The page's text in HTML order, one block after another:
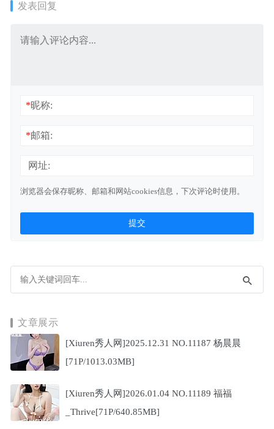
发表回复
*昵称:
*邮箱:
网址:
浏览器会保存昵称、邮箱和网站cookies信息，下次评论时使用。
文章展示
[Xiuren秀人网]2025.12.31 NO.11187 杨晨晨
[71P/1013.03MB]
[Xiuren秀人网]2026.01.04 NO.11189 福福
_Thrive[71P/640.85MB]